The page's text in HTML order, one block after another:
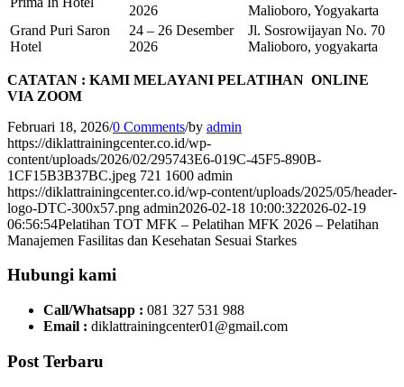
2026
Malioboro, Yogyakarta
Grand Puri Saron
Hotel
24 – 26 Desember
2026
Jl. Sosrowijayan No. 70
Malioboro, yogyakarta
CATATAN : KAMI MELAYANI PELATIHAN ONLINE
VIA ZOOM
Februari 18, 2026/0 Comments/by admin
https://diklattrainingcenter.co.id/wp-
content/uploads/2026/02/295743E6-019C-45F5-890B-
1CF15B3B37BC.jpeg 721 1600 admin
https://diklattrainingcenter.co.id/wp-content/uploads/2025/05/header-
logo-DTC-300x57.png admin2026-02-18 10:00:322026-02-19
06:56:54Pelatihan TOT MFK – Pelatihan MFK 2026 – Pelatihan
Manajemen Fasilitas dan Kesehatan Sesuai Starkes
Hubungi kami
Call/Whatsapp : 081 327 531 988
Email : diklattrainingcenter01@gmail.com
Post Terbaru